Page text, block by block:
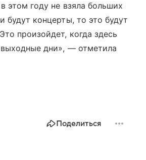
этом году не взяла больших
будут концерты, то это будут
произойдет, когда здесь
выходные дни», — отметила
Поделиться